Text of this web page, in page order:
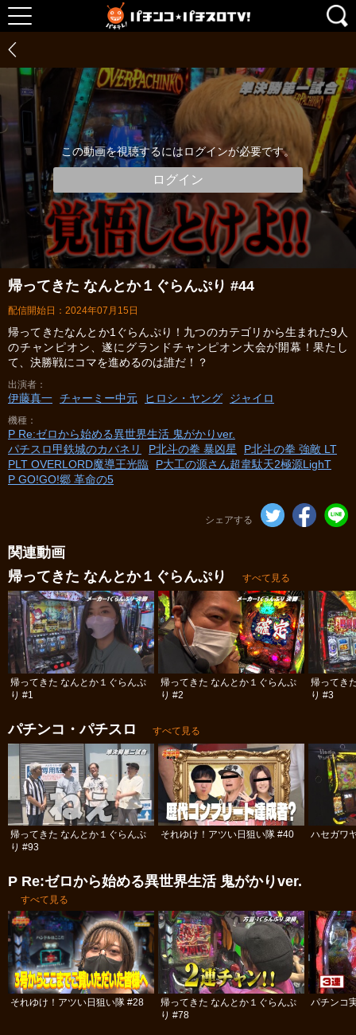
この動画を視聴するにはログインが必要です。
ログイン
帰ってきた なんとか１ぐらんぷり #44
配信開始日：2024年07月15日
帰ってきたなんとか1ぐらんぷり！九つのカテゴリから生まれた9人
のチャンピオン、遂にグランドチャンピオン大会が開幕！果たし
て、決勝戦にコマを進めるのは誰だ！？
出演者
伊藤真一 チャーミー中元 ヒロシ・ヤング ジャイロ
機種
P Re:ゼロから始める異世界生活 鬼がかりver.
パチスロ甲鉄城のカバネリ
P北斗の拳 暴凶星
P北斗の拳 強敵 LT
PLT OVERLORD魔導王光臨
P大工の源さん超韋駄天2極源LighT
P GO!GO!郷 革命の5
シェアする
関連動画
帰ってきた なんとか１ぐらんぷり
すべて見る
帰ってきた なんとか１ぐらんぷ
り #1
帰ってきた なんとか１ぐらんぷ
り #2
帰ってき
り #3
パチンコ・パチスロ すべて見る
帰ってきた なんとか１ぐらんぷ
り #93
それゆけ！アツい日狙い隊 #40 ハセガワ
P Re:ゼロから始める異世界生活 鬼がかりver.
すべて見る
それゆけ！アツい日狙い隊 #28
帰ってきた なんとか１ぐらんぷ
り #78
パチンコ